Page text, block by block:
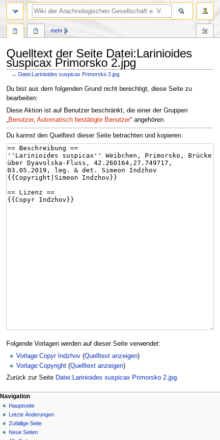
Quelltext der Seite Datei:Larinioides
suspicax Primorsko 2.jpg
←Datei:Larinioides suspicax Primorsko 2.jpg
Zur
Navigation
springen
Zur
Suche
springen
Du bist aus dem folgenden Grund nicht berechtigt, diese Seite zu
bearbeiten:
Diese Aktion ist auf Benutzer beschränkt, die einer der Gruppen
„Benutzer, Automatisch bestätigte Benutzer“ angehören.
Du kannst den Quelltext dieser Seite betrachten und kopieren.
Folgende Vorlagen werden auf dieser Seite verwendet:
Vorlage:Copyr Indzhov (Quelltext anzeigen)
Vorlage:Copyright (Quelltext anzeigen)
Zurück zur Seite Datei:Larinioides suspicax Primorsko 2.jpg.
mehr
Navigation
Hauptseite
Letzte Änderungen
Zufällige Seite
Neue Seiten